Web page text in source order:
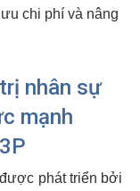
chi phí và nâng
nhân sự
mạnh
phát triển bởi